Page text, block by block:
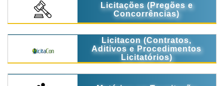
Licitações (Pregões e
Concorrências)
Licitacon (Contratos,
Aditivos e Procedimentos
Licitatórios)